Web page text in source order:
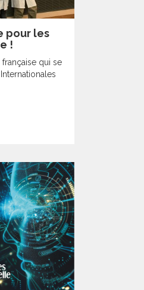
pour les
!
qui se